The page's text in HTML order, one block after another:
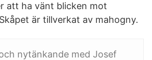
att ha vänt blicken mot
är tillverkat av mahogny.
nytänkande med Josef